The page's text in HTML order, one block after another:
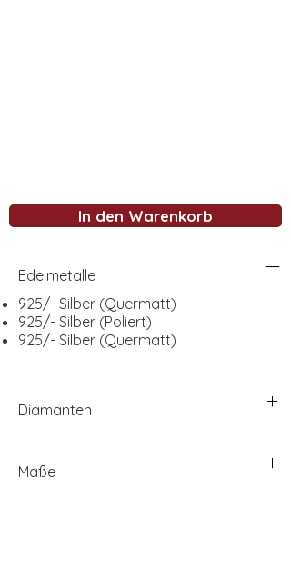
In den Warenkorb
Edelmetalle
925/- Silber (Quermatt)
925/- Silber (Poliert)
925/- Silber (Quermatt)
Diamanten
Maße